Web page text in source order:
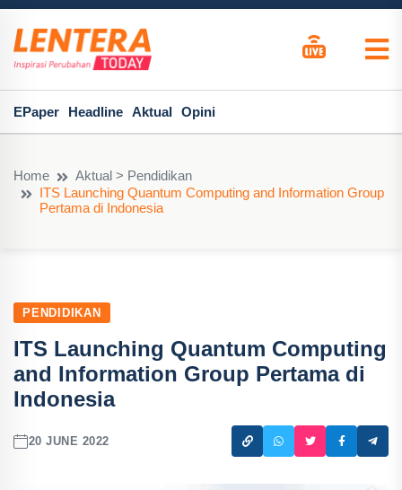
EPaper Headline Aktual Opini
Home
Aktual > Pendidikan
ITS Launching Quantum Computing and Information Group
Pertama di Indonesia
PENDIDIKAN
ITS Launching Quantum Computing
and Information Group Pertama di
Indonesia
20 JUNE 2022